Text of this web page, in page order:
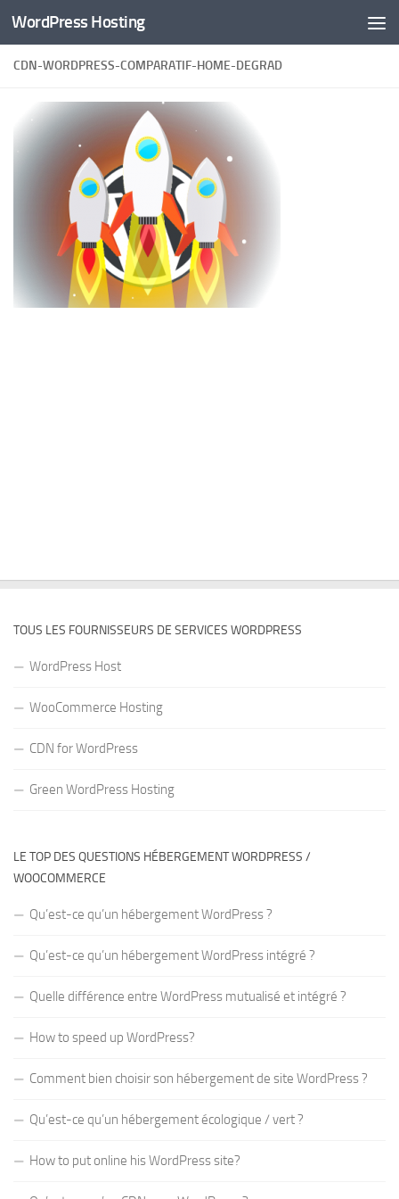
Skip to content
WordPress Hosting
CDN-WORDPRESS-COMPARATIF-HOME-DEGRAD
TOUS LES FOURNISSEURS DE SERVICES WORDPRESS
WordPress Host
WooCommerce Hosting
CDN for WordPress
Green WordPress Hosting
LE TOP DES QUESTIONS HÉBERGEMENT WORDPRESS /
WOOCOMMERCE
Qu’est-ce qu’un hébergement WordPress ?
Qu’est-ce qu’un hébergement WordPress intégré ?
Quelle différence entre WordPress mutualisé et intégré ?
How to speed up WordPress?
Comment bien choisir son hébergement de site WordPress ?
Qu’est-ce qu’un hébergement écologique / vert ?
How to put online his WordPress site?